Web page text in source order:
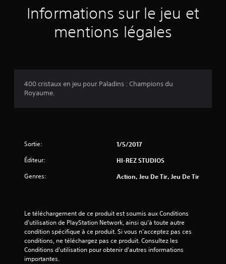
Informations sur le jeu et
mentions légales
400 cristaux en jeu pour Paladins : Champions du
Royaume.
Sortie: 1/5/2017
Éditeur: HI-REZ STUDIOS
Genres: Action, Jeu De Tir, Jeu De Tir
Le téléchargement de ce produit est soumis aux Conditions
d'utilisation de PlayStation Network, ainsi qu'à toute autre
condition spécifique à ce produit. Si vous n'acceptez pas ces
conditions, ne téléchargez pas ce produit. Consultez les
Conditions d'utilisation pour obtenir d'autres informations
importantes.